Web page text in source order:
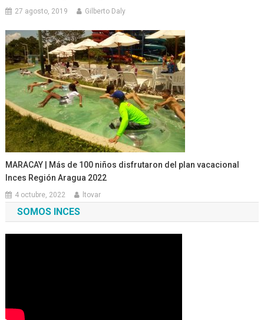
27 agosto, 2019 Gilberto Daly
MARACAY | Más de 100 niños disfrutaron del plan vacacional
Inces Región Aragua 2022
4 octubre, 2022 ltovar
SOMOS INCES